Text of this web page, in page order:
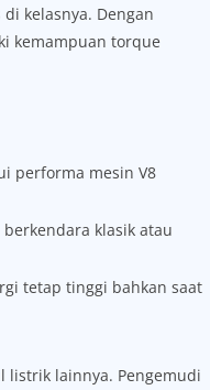
kelasnya. Dengan
kemampuan torque
performa mesin V8
klasik atau
tetap tinggi bahkan saat
listrik lainnya. Pengemudi